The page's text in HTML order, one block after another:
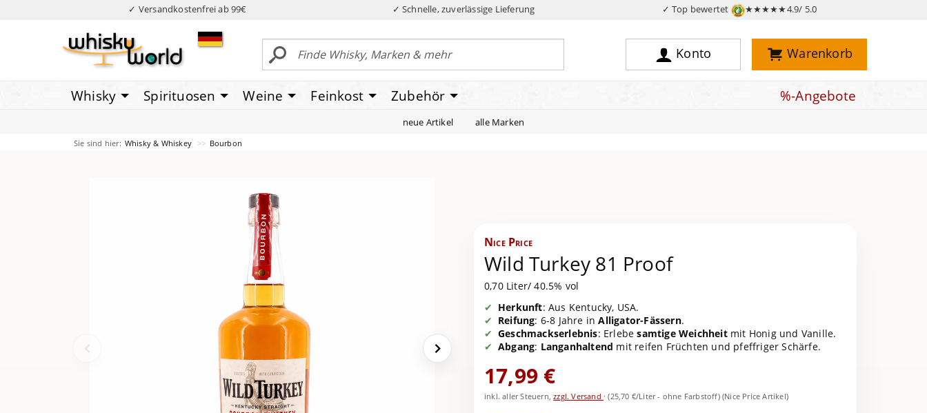
✓ Versandkostenfrei ab 99€ ✓ Schnelle, zuverlässige Lieferung ✓ Top bewertet ★★★★★4.9/ 5.0
Konto Warenkorb
Whisky Spirituosen Weine Feinkost Zubehör %-Angebote
neue Artikel alle Marken
Sie sind hier: Whisky & Whiskey Bourbon
Nice Price
Wild Turkey 81 Proof
0,70 Liter/ 40.5% vol
Herkunft: Aus Kentucky, USA.
Reifung: 6-8 Jahre inAlligator-Fässern.
Geschmackserlebnis: Erlebesamtige Weichheitmit Honig und Vanille.
Abgang: Langanhaltend mit reifen Früchten und pfeffriger Schärfe.
17,99 €
inkl. aller Steuern,zzgl. Versand ·(25,70 €/Liter - ohne Farbstoff) (Nice Price Artikel)